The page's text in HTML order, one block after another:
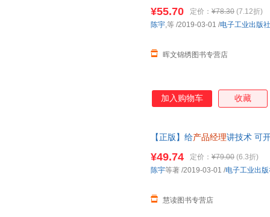
¥55.70 定价： ¥78.30 (7.12折)
晖文锦绣图书专营店
陈宇,等 /2019-03-01 /电子工业出版社
加入购物车 收藏
【正版】给产品经理讲技术 可
¥49.74 定价： ¥79.00 (6.3折)
慧读图书专营店
陈宇等著 /2019-03-01 /电子工业出